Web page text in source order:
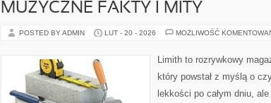
MUZYCZNE FAKTY I MITY
POSTED BY ADMIN LUT - 20 - 2026 MOŻLIWOŚĆ
Limith to rozrywkowy
który powstał z myślą o
lekkości po całym dniu,